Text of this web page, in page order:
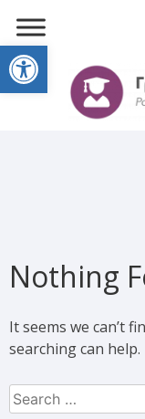
Open
Nothing
It seems we can’t
searching can help.